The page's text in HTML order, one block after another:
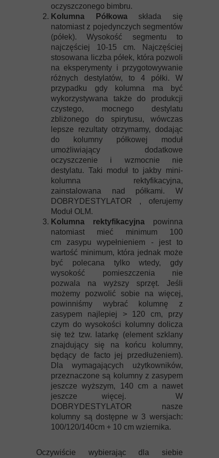
oczyszczonego bimbru.
Kolumna Półkowaskłada się
natomiast z pojedynczych segmentów
(półek). Wysokość segmentu to
najczęściej 10-15 cm. Najczęściej
stosowana liczba półek, która pozwoli
na eksperymenty i przygotowywanie
różnych destylatów, to 4 półki. W
przypadku gdy kolumna ma być
wykorzystywana także do produkcji
czystego, mocnego destylatu
zbliżonego do spirytusu, wówczas
lepsze rezultaty otrzymamy, dodając
do kolumny półkowej moduł
umożliwiający dodatkowe
oczyszczenie i wzmocnie nie
destylatu. Taki moduł to jakby mini-
kolumna rektyfikacyjna,
zainstalowana nad półkami. W
DOBRYDESTYLATOR , oferujemy
Moduł OLM.
Kolumna rektyfikacyjna powinna
natomiast mieć minimum 100
cm zasypu wypełnieniem - jest to
wartość minimum, która jednak może
być polecana tylko wtedy, gdy
wysokość pomieszczenia nie
pozwala na wyższy sprzęt. Jeśli
możemy pozwolić sobie na więcej,
powinniśmy wybrać kolumnę z
zasypem najlepiej > 120 cm, przy
czym do wysokości kolumny dolicza
się też tzw. latarkę (element szklany
znajdujący się na końcu kolumny,
będący de facto jej przedłużeniem).
Dla wymagających użytkowników,
przeznaczone są kolumny z zasypem
jeszcze wyższym, 140 cm a nawet
jeszcze więcej. W
DOBRYDESTYLATOR nasze
kolumny są dostępne w 3 wersjach:
100/120/140cm + 10 cm wziernika.
Oczywiście wybierając dla siebie